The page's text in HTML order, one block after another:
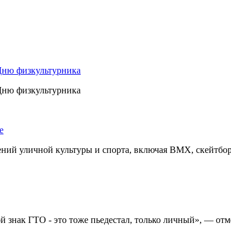
физкультурника
физкультурника
уличной культуры и спорта, включая BMX,
ГТО - это тоже пьедестал, только личный», —